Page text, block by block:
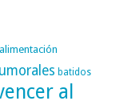
alimentación
batidos
al